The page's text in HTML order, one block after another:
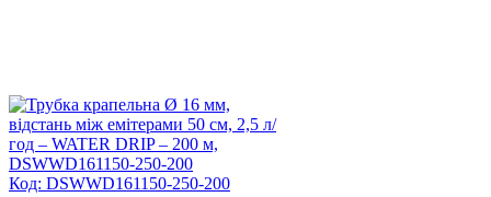
Код: DSWWD161150-250-200